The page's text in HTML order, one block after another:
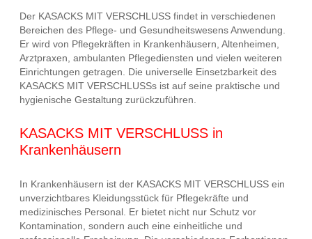
Der KASACKS MIT VERSCHLUSS findet in verschiedenen
Bereichen des Pflege- und Gesundheitswesens Anwendung.
Er wird von Pflegekräften in Krankenhäusern, Altenheimen,
Arztpraxen, ambulanten Pflegediensten und vielen weiteren
Einrichtungen getragen. Die universelle Einsetzbarkeit des
KASACKS MIT VERSCHLUSSs ist auf seine praktische und
hygienische Gestaltung zurückzuführen.
KASACKS MIT VERSCHLUSS in
Krankenhäusern
In Krankenhäusern ist der KASACKS MIT VERSCHLUSS ein
unverzichtbares Kleidungsstück für Pflegekräfte und
medizinisches Personal. Er bietet nicht nur Schutz vor
Kontamination, sondern auch eine einheitliche und